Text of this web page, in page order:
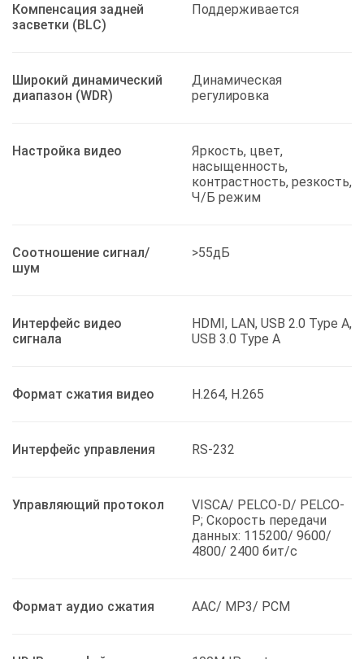
Компенсация задней
засветки (BLC)
Поддерживается
Широкий динамический
диапазон (WDR)
Динамическая
регулировка
Настройка видео
Яркость, цвет,
насыщенность,
контрастность, резкость,
Ч/Б режим
Соотношение сигнал/
шум
>55дБ
Интерфейс видео
сигнала
HDMI, LAN, USB 2.0 Type A,
USB 3.0 Type A
Формат сжатия видео H.264, H.265
Интерфейс управления RS-232
Управляющий протокол
VISCA/ PELCO-D/ PELCO-
P; Скорость передачи
данных: 115200/ 9600/
4800/ 2400 бит/с
Формат аудио сжатия AAC/ MP3/ PCM